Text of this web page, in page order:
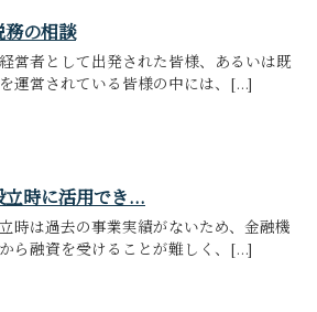
務の相談
営者として出発された皆様、あるいは既
運営されている皆様の中には、[...]
立時に活用でき...
時は過去の事業実績がないため、金融機
ら融資を受けることが難しく、[...]